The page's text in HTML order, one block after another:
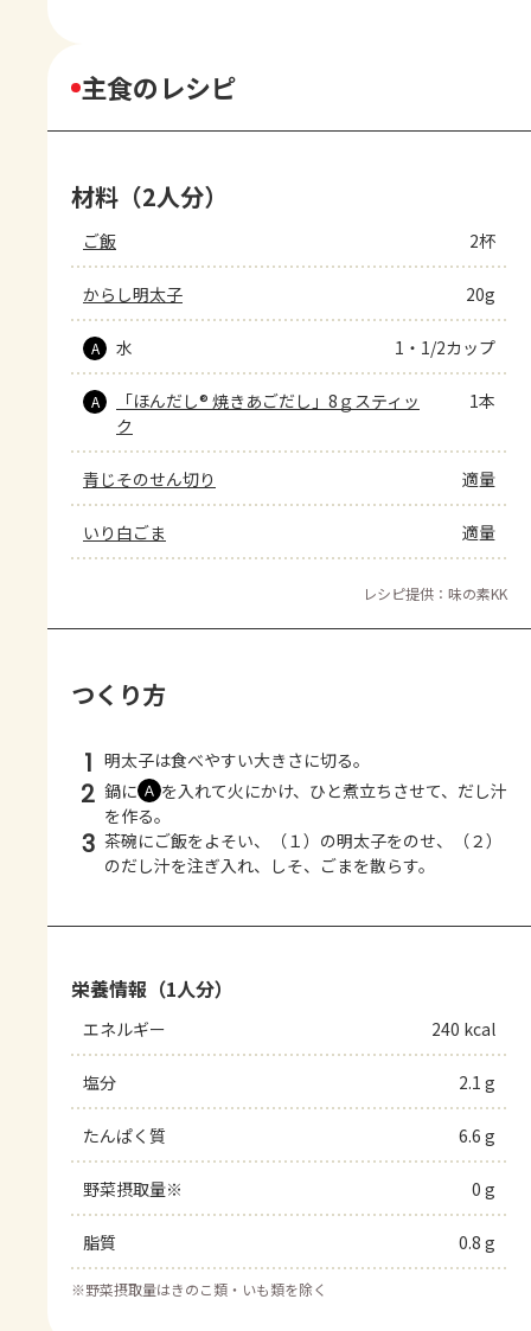
主食のレシピ
材料（2人分）
ご飯 2杯
からし明太子 20g
A 水 1・1/2カップ
A
「ほんだし® 焼きあごだし」8ｇスティッ
ク
1本
青じそのせん切り 適量
いり白ごま 適量
レシピ提供：味の素KK
つくり方
1 明太子は食べやすい大きさに切る。
2 鍋に Ａ を入れて火にかけ、ひと煮立ちさせて、だし汁
を作る。
3 茶碗にご飯をよそい、（１）の明太子をのせ、（２）
のだし汁を注ぎ入れ、しそ、ごまを散らす。
栄養情報（1人分）
エネルギー 240 kcal
塩分 2.1 g
たんぱく質 6.6 g
野菜摂取量※ 0 g
脂質 0.8 g
※野菜摂取量はきのこ類・いも類を除く